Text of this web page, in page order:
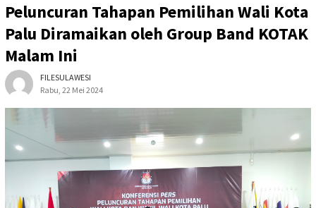
Peluncuran Tahapan Pemilihan Wali Kota
Palu Diramaikan oleh Group Band KOTAK
Malam Ini
FILESULAWESI
Rabu, 22 Mei 2024